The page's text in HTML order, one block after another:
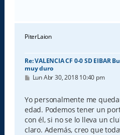
PiterLaion
Re: VALENCIA CF 0-0 SD EIBAR
muy duro
M
s
a
j
e
Lun Abr 30, 2018 10:40 pm
Yo personalmente me
edad. Podemos tener un
con él, si no se lo lleva un
claro. Además, creo que